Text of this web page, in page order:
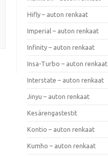
Hifly – auton renkaat
Imperial – auton renkaat
Infinity – auton renkaat
Insa-Turbo – auton renkaat
Interstate – auton renkaat
Jinyu – auton renkaat
Kesärengastestit
Kontio – auton renkaat
Kumho – auton renkaat